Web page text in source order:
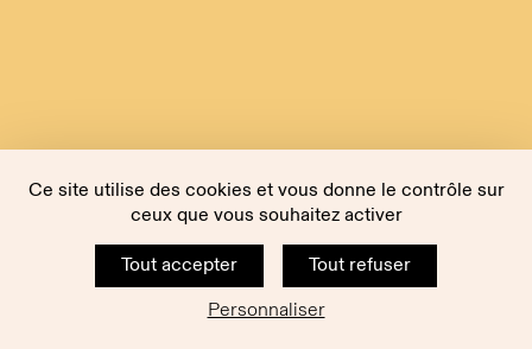
Ce site utilise des cookies et vous donne le contrôle sur
ceux que vous souhaitez activer
Tout accepter
Tout refuser
Personnaliser